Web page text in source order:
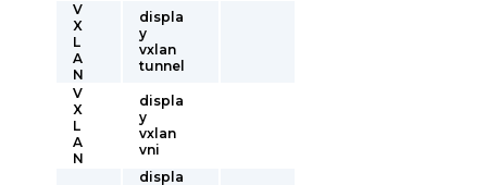
V
X
L
A
N
displa
y
vxlan
tunnel
V
X
L
A
N
displa
y
vxlan
vni
displa